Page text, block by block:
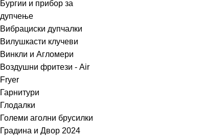
Бургии и прибор за
дупчење
Вибрациски дупчалки
Вилушкасти клучеви
Винкли и Агломери
Воздушни фритези - Air
Fryer
Гарнитури
Глодалки
Големи аголни брусилки
Градина и Двор 2024